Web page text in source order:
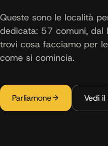
Queste sono le località
dedicata: 57 comuni, dal
trovi cosa facciamo per
come si comincia.
Parliamone Vedi il